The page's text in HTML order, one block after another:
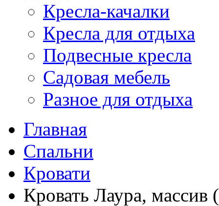
Кресла-качалки
Кресла для отдыха
Подвесные кресла
Садовая мебель
Разное для отдыха
Главная
Спальни
Кровати
Кровать Лаура,